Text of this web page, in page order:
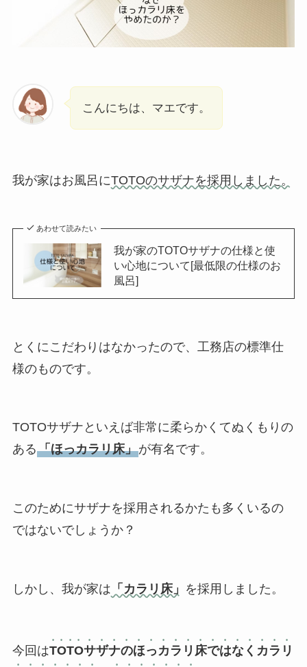
こんにちは、マエです。
我が家はお風呂にTOTOのサザナを採用しました。
あわせて読みたい
我が家のTOTOサザナの仕様と使
い心地について[最低限の仕様のお
風呂]
とくにこだわりはなかったので、工務店の標準仕
様のものです。
TOTOサザナといえば非常に柔らかくてぬくもりの
ある「ほっカラリ床」が有名です。
このためにサザナを採用されるかたも多くいるの
ではないでしょうか？
しかし、我が家は 「カラリ床」 を採用しました。
今回はTOTOサザナのほっカラリ床ではなくカラリ